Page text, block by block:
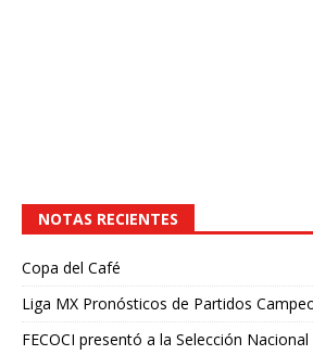
NOTAS RECIENTES
Copa del Café
Liga MX Pronósticos de Partidos
FECOCI presentó a la Selección